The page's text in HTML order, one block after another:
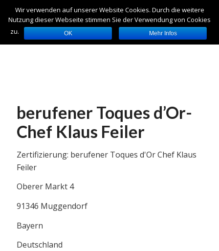
berufener Toques d’Or-
Chef Klaus Feiler
Zertifizierung: berufener Toques d'Or Chef Klaus
Feiler
Oberer Markt 4
91346 Muggendorf
Bayern
Deutschland
Wir verwenden auf unserer Website Cookies. Durch die weitere
Nutzung dieser Webseite stimmen Sie der Verwendung von Cookies
zu.
OK Mehr Infos